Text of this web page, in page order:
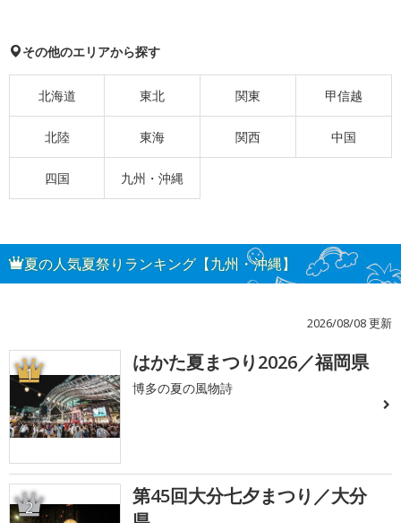
その他のエリアから探す
北海道 東北 関東 甲信越
北陸 東海 関西 中国
四国 九州・沖縄
夏の人気夏祭りランキング【九州・沖縄】
2026/08/08 更新
1 はかた夏まつり2026／福岡県
博多の夏の風物詩
2
第45回大分七夕まつり／大分